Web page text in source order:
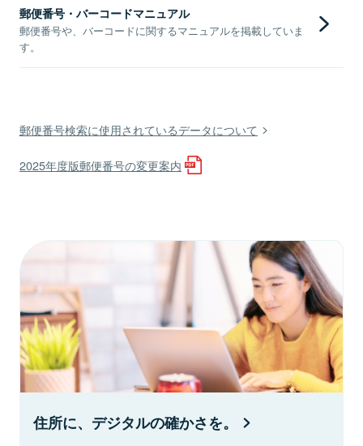
郵便番号・バーコードマニュアル
郵便番号や、バーコードに関するマニュアルを掲載していま
す。
郵便番号検索に使用されているデータについて
2025年度版郵便番号の変更案内
住所に、デジタルの確かさを。